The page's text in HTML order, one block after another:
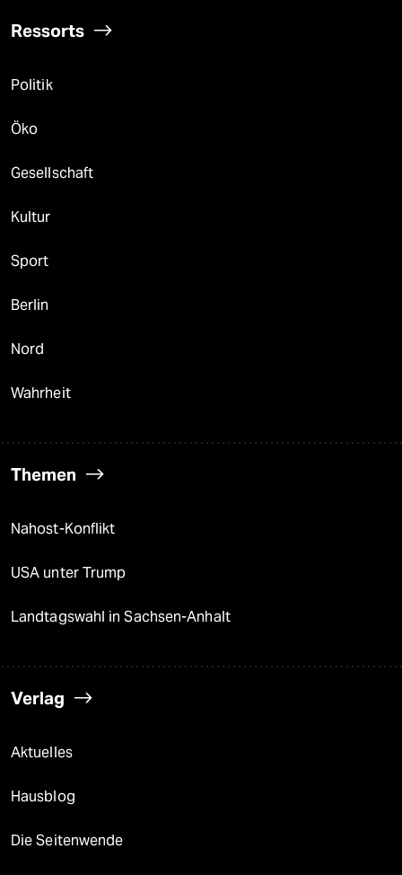
Ressorts
Politik
Öko
Gesellschaft
Kultur
Sport
Berlin
Nord
Wahrheit
Themen
Nahost-Konflikt
USA unter Trump
Landtagswahl in Sachsen-Anhalt
Verlag
Aktuelles
Hausblog
Die Seitenwende